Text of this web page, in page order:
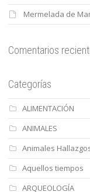
Mermelada de
Comentarios
Categorías
ALIMENTACIÓN
ANIMALES
Animales
Aquellos tiempos
ARQUEOLOGÍA